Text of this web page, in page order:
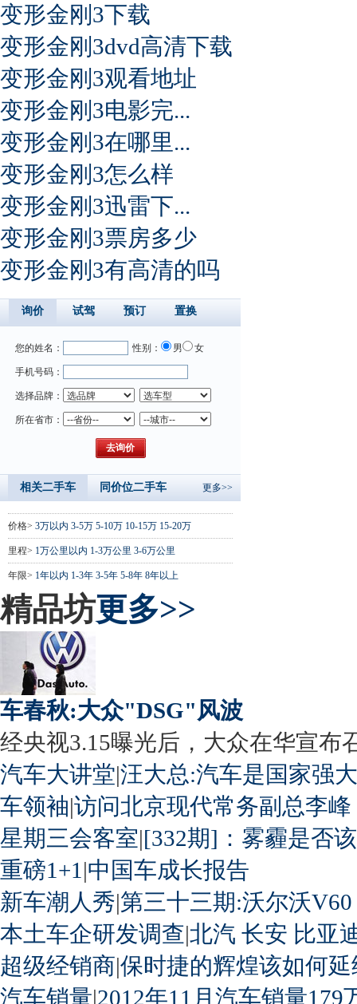
变形金刚3下载
变形金刚3dvd高清下载
变形金刚3观看地址
变形金刚3电影完...
变形金刚3在哪里...
变形金刚3怎么样
变形金刚3迅雷下...
变形金刚3票房多少
变形金刚3有高清的吗
询价 试驾 预订 置换
您的姓名： 性别： 男 女
手机号码：
选择品牌：
所在省市：
相关二手车 同价位二手车 更多>>
价格> 3万以内 3-5万 5-10万 10-15万 15-20万
里程> 1万公里以内 1-3万公里 3-6万公里
年限> 1年以内 1-3年 3-5年 5-8年 8年以上
精品坊更多>>
车春秋:大众"DSG"风波
经央视3.15曝光后，大众在华宣布
汽车大讲堂|汪大总:汽车是国家强
车领袖|访问北京现代常务副总李峰
星期三会客室|[332期]：雾霾是否
重磅1+1 |中国车成长报告
新车潮人秀|第三十三期:沃尔沃
本土车企研发调查|北汽 长安 比亚
超级经销商|保时捷的辉煌该如何延
汽车销量|2012年11月汽车销量179